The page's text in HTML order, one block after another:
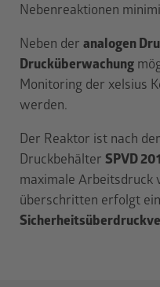
Nebenreaktionen
Neben der analogen
Drucküberwachung
Monitoring der xelsius
werden.
Der Reaktor ist nach
Druckbehälter SPVD
maximale Arbeitsdruck
überschritten erfolgt